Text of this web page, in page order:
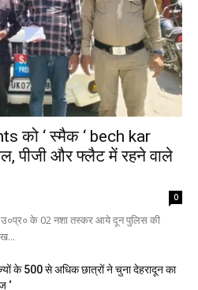
को ‘ स्मैक ‘ bech kar
पीजी और फ्लैट में रहने वाले
0
उ०प्र० के 02 नशा तस्कर आये दून पुलिस की
के 500 से अधिक छात्रों ने चुना देहरादून का
‘